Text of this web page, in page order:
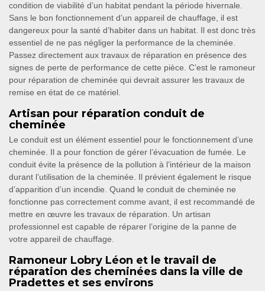
condition de viabilité d’un habitat pendant la période hivernale.
Sans le bon fonctionnement d’un appareil de chauffage, il est
dangereux pour la santé d’habiter dans un habitat. Il est donc très
essentiel de ne pas négliger la performance de la cheminée.
Passez directement aux travaux de réparation en présence des
signes de perte de performance de cette pièce. C’est le ramoneur
pour réparation de cheminée qui devrait assurer les travaux de
remise en état de ce matériel.
Artisan pour réparation conduit de
cheminée
Le conduit est un élément essentiel pour le fonctionnement d’une
cheminée. Il a pour fonction de gérer l’évacuation de fumée. Le
conduit évite la présence de la pollution à l’intérieur de la maison
durant l’utilisation de la cheminée. Il prévient également le risque
d’apparition d’un incendie. Quand le conduit de cheminée ne
fonctionne pas correctement comme avant, il est recommandé de
mettre en œuvre les travaux de réparation. Un artisan
professionnel est capable de réparer l’origine de la panne de
votre appareil de chauffage.
Ramoneur Lobry Léon et le travail de
réparation des cheminées dans la ville de
Pradettes et ses environs